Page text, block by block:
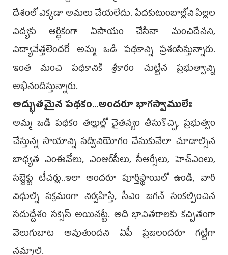
దేశంలో ఎక్కడా అమలు చేయలేదు. పేదకుటుంబాల్లోని పిల్లల
విద్యకు ఆర్థికంగా ఏసాయం చేసినా మంచిదేనని,
విద్యావేత్తలెందరో అమ్మ ఒడి పథకాన్ని ప్రశంసిస్తున్నారు.
ఇంత మంచి పథకానికి శ్రీకారం చుట్టిన ప్రభుత్వాన్ని
అభినందిస్తున్నారు.
అద్భుతమైన పథకం...అందరూ భాగస్వాములేః
అమ్మ ఒడి పథకం తల్లుల్లో చైతన్యం తీసుకొచ్చి, ప్రభుత్వం
చేస్తున్న సాయాన్ని సద్వినియోగం చేసుకునేలా చూడాల్సిన
బాధ్యత ఎంఈవోలు, ఎంఆర్‌సీలు, సీఆర్సీలు, హెచ్‌ఎంలు,
సబ్జెక్టు టీచర్లు..ఇలా అందరూ పూర్తిస్థాయిలో ఉండి, వారి
విధుల్ని సక్రమంగా నిర్వహిస్తే, సీఎం జగన్‌ సంకల్పించిన
సదుద్దేశం సక్సెస్‌ అయినట్టే. అది భావితరాలకు కచ్చితంగా
వెలుగుబాట అవుతుందని ఏపీ ప్రజలందరూ గట్టిగా